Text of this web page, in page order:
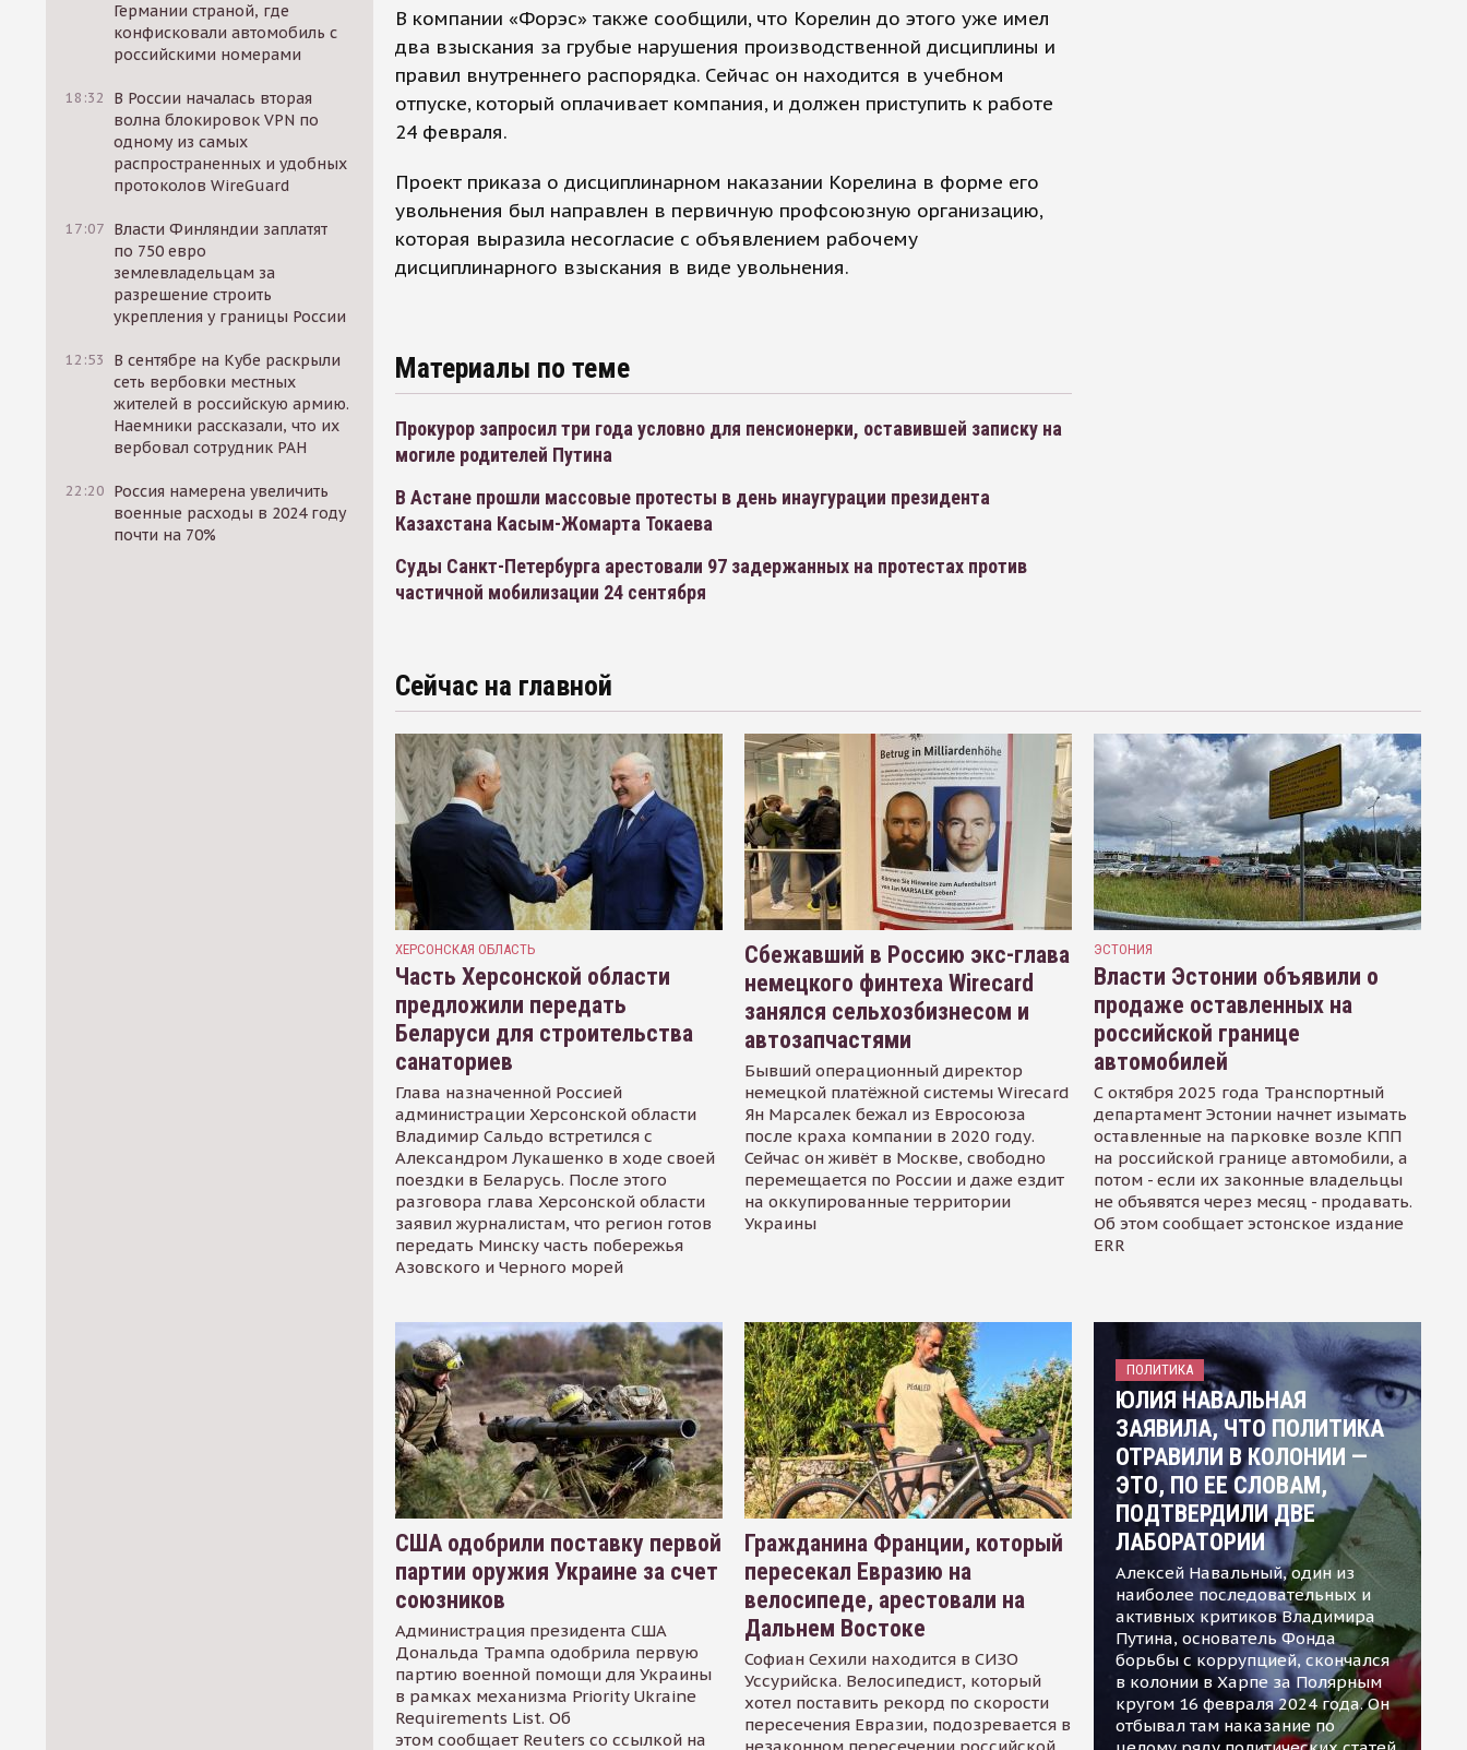
Германии страной, где
конфисковали автомобиль с
российскими номерами
18:32
В России началась вторая
волна блокировок VPN по
одному из самых
распространенных и удобных
протоколов WireGuard
17:07 Власти Финляндии заплатят
по 750 евро
землевладельцам за
разрешение строить
укрепления у границы России
12:53
В сентябре на Кубе раскрыли
сеть вербовки местных
жителей в российскую армию.
Наемники рассказали, что их
вербовал сотрудник РАН
22:20 Россия намерена увеличить
военные расходы в 2024 году
почти на 70%
В компании «Форэс» также сообщили, что Корелин до этого уже имел
два взыскания за грубые нарушения производственной дисциплины и
правил внутреннего распорядка. Сейчас он находится в учебном
отпуске, который оплачивает компания, и должен приступить к работе
24 февраля.
Проект приказа о дисциплинарном наказании Корелина в форме его
увольнения был направлен в первичную профсоюзную организацию,
которая выразила несогласие с объявлением рабочему
дисциплинарного взыскания в виде увольнения.
Материалы по теме
Прокурор запросил три года условно для пенсионерки, оставившей записку на
могиле родителей Путина
В Астане прошли массовые протесты в день инаугурации президента
Казахстана Касым-Жомарта Токаева
Суды Санкт-Петербурга арестовали 97 задержанных на протестах против
частичной мобилизации 24 сентября
Сейчас на главной
ХЕРСОНСКАЯ ОБЛАСТЬ
Часть Херсонской области
предложили передать
Беларуси для строительства
санаториев
Глава назначенной Россией
администрации Херсонской области
Владимир Сальдо встретился с
Александром Лукашенко в ходе своей
поездки в Беларусь. После этого
разговора глава Херсонской области
заявил журналистам, что регион готов
передать Минску часть побережья
Азовского и Черного морей
Сбежавший в Россию экс-глава
немецкого финтеха Wirecard
занялся сельхозбизнесом и
автозапчастями
Бывший операционный директор
немецкой платёжной системы Wirecard
Ян Марсалек бежал из Евросоюза
после краха компании в 2020 году.
Сейчас он живёт в Москве, свободно
перемещается по России и даже ездит
на оккупированные территории
Украины
ЭСТОНИЯ
Власти Эстонии объявили о
продаже оставленных на
российской границе
автомобилей
С октября 2025 года Транспортный
департамент Эстонии начнет изымать
оставленные на парковке возле КПП
на российской границе автомобили, а
потом - если их законные владельцы
не объявятся через месяц - продавать.
Об этом сообщает эстонское издание
ERR
США одобрили поставку первой
партии оружия Украине за счет
союзников
Администрация президента США
Дональда Трампа одобрила первую
партию военной помощи для Украины
в рамках механизма Priority Ukraine
Requirements List. Об
этом сообщает Reuters со ссылкой на
Гражданина Франции, который
пересекал Евразию на
велосипеде, арестовали на
Дальнем Востоке
Софиан Сехили находится в СИЗО
Уссурийска. Велосипедист, который
хотел поставить рекорд по скорости
пересечения Евразии, подозревается в
ПОЛИТИКА
ЮЛИЯ НАВАЛЬНАЯ
ЗАЯВИЛА, ЧТО ПОЛИТИКА
ОТРАВИЛИ В КОЛОНИИ —
ЭТО, ПО ЕЕ СЛОВАМ,
ПОДТВЕРДИЛИ ДВЕ
ЛАБОРАТОРИИ
Алексей Навальный, один из
наиболее последовательных и
активных критиков Владимира
Путина, основатель Фонда
борьбы с коррупцией, скончался
в колонии в Харпе за Полярным
кругом 16 февраля 2024 года. Он
отбывал там наказание по